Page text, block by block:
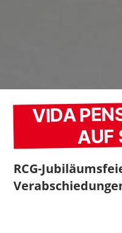
VIDA
AUF
RCG-